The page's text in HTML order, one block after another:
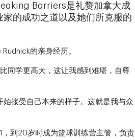
Barriers是礼赞加拿大成
的成功之道以及她们所克服的
的亲身经历。
同学更高大，这让我感到难堪，自尊
接受自己本来的样子。这就是我与众
到20岁时成为篮球训练营主管，负责